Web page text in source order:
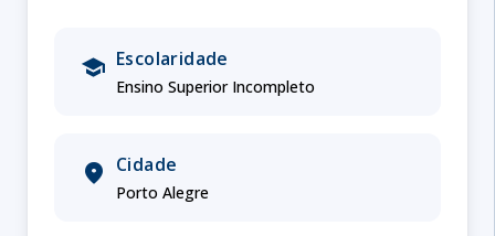
school Escolaridade
Ensino Superior Incompleto
location_on Cidade
Porto Alegre